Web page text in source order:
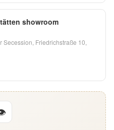
showroom
Friedrichstraße 10,